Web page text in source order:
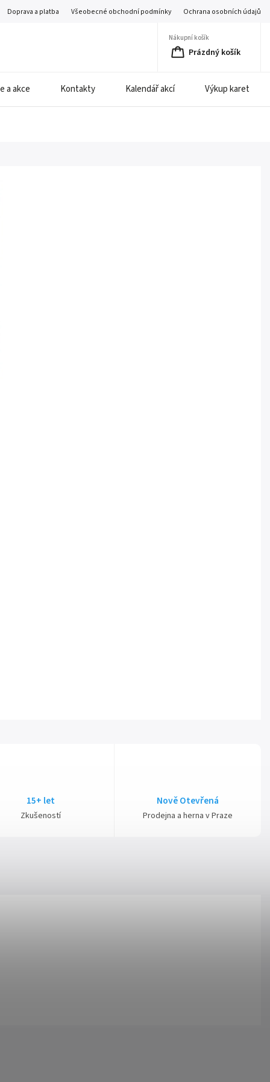
Doprava a platba Všeobecné obchodní podmínky Ochrana osobních údajů
Nákupní košík
Prázdný košík
a akce Kontakty Kalendář akcí Výkup karet
15+ let
Zkušeností
Nově Otevřená
Prodejna a herna v Praze